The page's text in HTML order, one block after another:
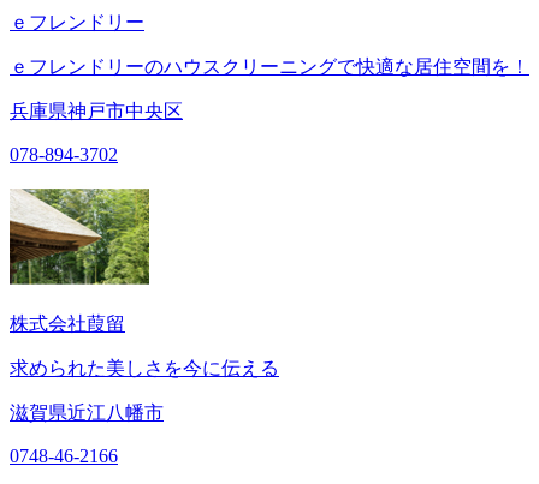
ｅフレンドリー
ｅフレンドリーのハウスクリーニングで快適な居住空間を！
兵庫県神戸市中央区
078-894-3702
株式会社葭留
求められた美しさを今に伝える
滋賀県近江八幡市
0748-46-2166